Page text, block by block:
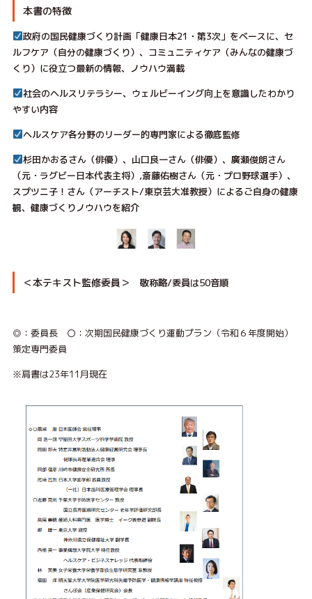
本書の特徴
政府の国民健康づくり計画「健康日本21・第3次」をベースに、セ
ルフケア（自分の健康づくり）、コミュニティケア（みんなの健康づ
くり）に役立つ最新の情報、ノウハウ満載
社会のヘルスリテラシー、ウェルビーイング向上を意識したわかり
やすい内容
ヘルスケア各分野のリーダー的専門家による徹底監修
杉田かおるさん（俳優）、山口良一さん（俳優）、廣瀬俊朗さん
（元・ラグビー日本代表主将）,斎藤佑樹さん（元・プロ野球選手）、
スプツニ子！さん（アーチスト/東京芸大准教授）によるご自身の健康
観、健康づくりノウハウを紹介
＜本テキスト監修委員＞ 敬称略/委員は50音順
◎：委員長 〇：次期国民健康づくり運動プラン（令和６年度開始）
策定専門委員
※肩書は23年11月現在